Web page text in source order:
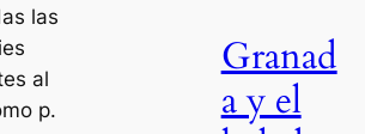
las
al
p.
Granad
a y el